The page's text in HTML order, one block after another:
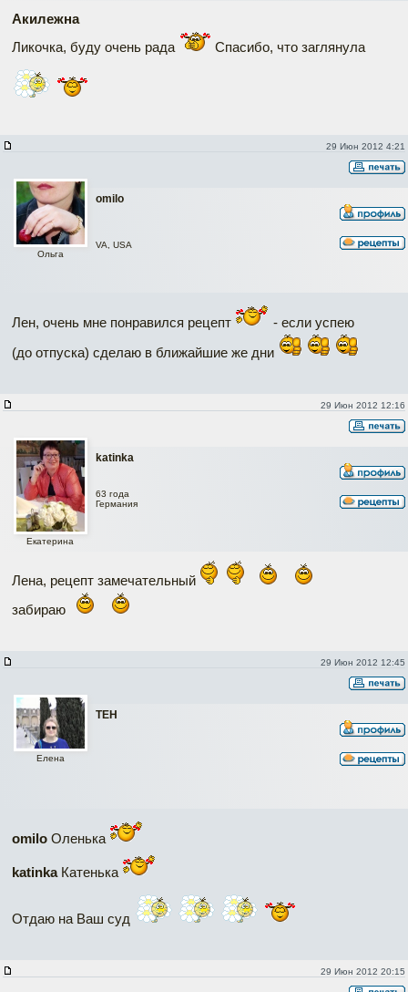
Акилежна
Ликочка, буду очень рада
Спасибо, что заглянула
29 Июн 2012 4:21
omilo
Ольга
VA, USA
Лен, очень мне понравился рецепт
- если успею
(до отпуска) сделаю в ближайшие же дни
29 Июн 2012 12:16
katinka
Екатерина
63 года
Германия
Лена, рецепт замечательный
забираю
29 Июн 2012 12:45
ТЕН
Елена
omilo Оленька
katinkaКатенька
Отдаю на Ваш суд
29 Июн 2012 20:15